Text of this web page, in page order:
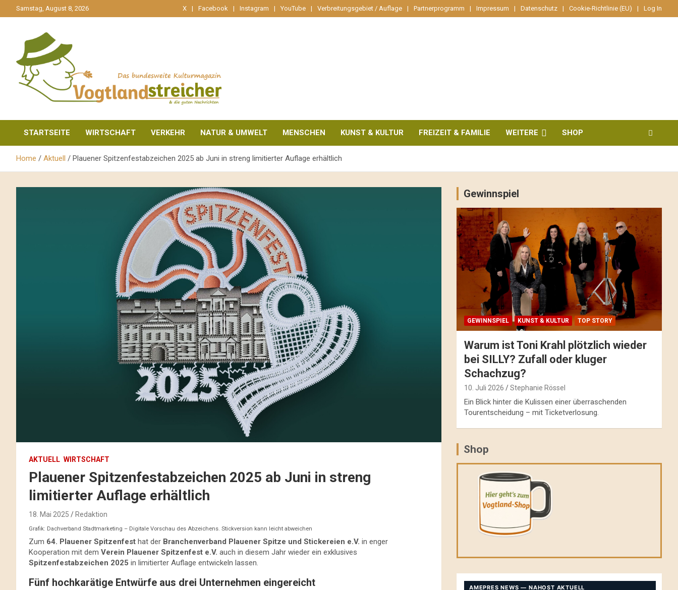
zum
Samstag, August 8, 2026 X Facebook Instagram YouTube Verbreitungsgebiet / Auflage Partnerprogramm Impressum Datenschutz Cookie-Richtlinie (EU) Log In
Vogtlandstreicher
STARTSEITE WIRTSCHAFT VERKEHR NATUR & UMWELT MENSCHEN KUNST & KULTUR FREIZEIT & FAMILIE WEITERE SHOP
Home Aktuell Plauener Spitzenfestabzeichen 2025 ab Juni in streng limitierter Auflage erhältlich
AKTUELL WIRTSCHAFT
Plauener Spitzenfestabzeichen 2025 ab Juni in streng
limitierter Auflage erhältlich
18. Mai 2025 Redaktion
Grafik: Dachverband Stadtmarketing – Digitale Vorschau des Abzeichens. Stickversion kann leicht abweichen
Zum 64. Plauener Spitzenfest hat der Branchenverband Plauener Spitze und Stickereien e.V. in enger
Kooperation mit dem Verein Plauener Spitzenfest e.V. auch in diesem Jahr wieder ein exklusives
Spitzenfestabzeichen 2025 in limitierter Auflage entwickeln lassen.
Fünf hochkarätige Entwürfe aus drei Unternehmen eingereicht
Gewinnspiel
GEWINNSPIEL KUNST & KULTUR TOP STORY
Warum ist Toni Krahl plötzlich wieder
bei SILLY? Zufall oder kluger
Schachzug?
10. Juli 2026 Stephanie Rössel
Ein Blick hinter die Kulissen einer überraschenden
Tourentscheidung – mit Ticketverlosung.
Shop